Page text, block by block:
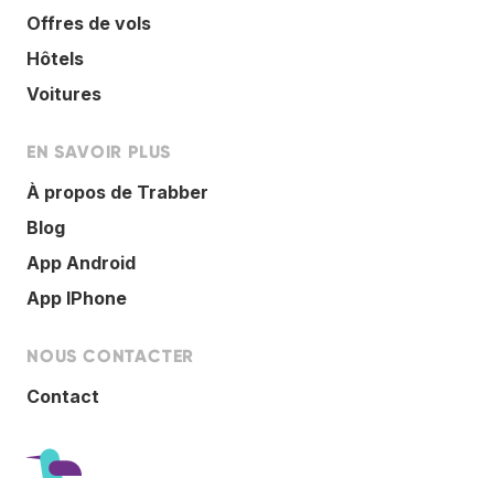
Offres de vols
Hôtels
Voitures
EN SAVOIR PLUS
À propos de Trabber
Blog
App Android
App IPhone
NOUS CONTACTER
Contact